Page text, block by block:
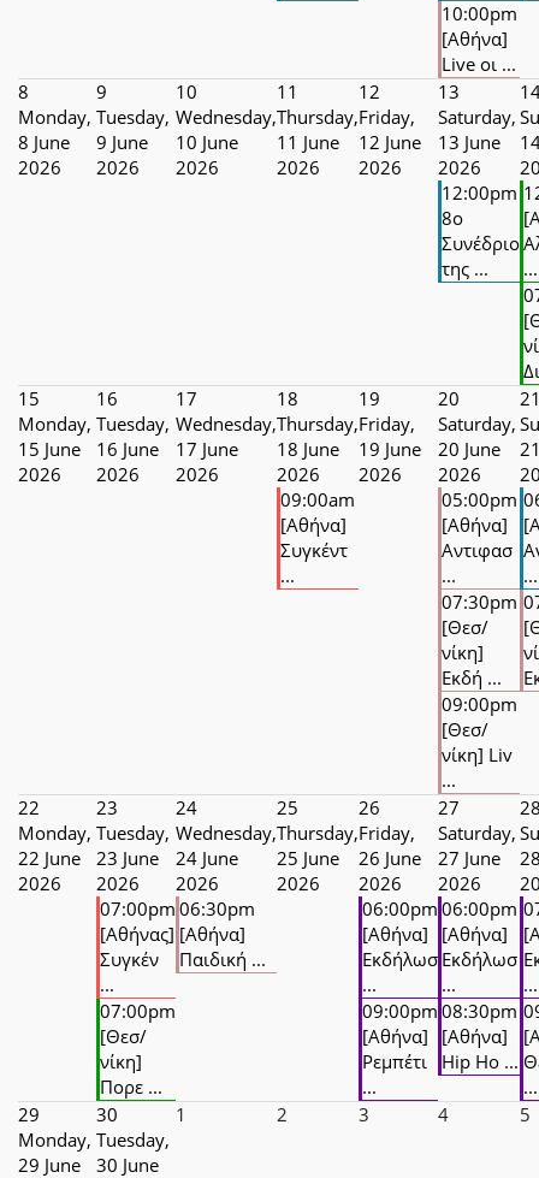
10:00pm
[Αθήνα]
Live οι ...
8
Monday,
8 June
2026
9
Tuesday,
9 June
2026
10
Wednesday,
10 June
2026
11
Thursday,
11 June
2026
12
Friday,
12 June
2026
13
Saturday,
13 June
2026
12:00pm
8ο
Συνέδριο
της ...
...
15
Monday,
15 June
2026
16
Tuesday,
16 June
2026
17
Wednesday,
17 June
2026
18
Thursday,
18 June
2026
09:00am
[Αθήνα]
Συγκέντ
...
19
Friday,
19 June
2026
20
Saturday,
20 June
2026
05:00pm
[Αθήνα]
Αντιφασ
...
07:30pm
[Θεσ/
νίκη]
Εκδή ...
09:00pm
[Θεσ/
νίκη] Liv
...
...
22
Monday,
22 June
2026
23
Tuesday,
23 June
2026
07:00pm
[Αθήνας]
Συγκέν
...
07:00pm
[Θεσ/
νίκη]
Πορε ...
24
Wednesday,
24 June
2026
06:30pm
[Αθήνα]
Παιδική ...
25
Thursday,
25 June
2026
26
Friday,
26 June
2026
06:00pm
[Αθήνα]
Εκδήλωσ
...
09:00pm
[Αθήνα]
Ρεμπέτι
...
27
Saturday,
27 June
2026
06:00pm
[Αθήνα]
Εκδήλωσ
...
08:30pm
[Αθήνα]
Hip Ho ...
...
...
29
Monday,
29 June
30
Tuesday,
30 June
1 2 3 4 5